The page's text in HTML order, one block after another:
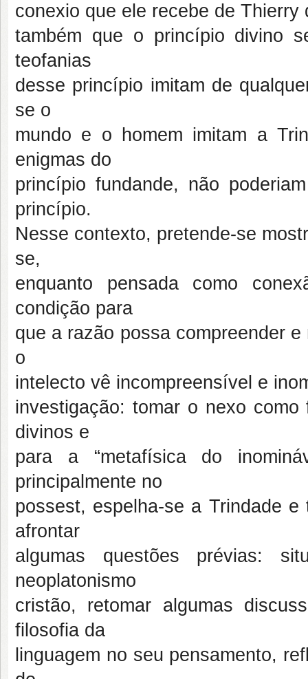
conexio que ele recebe de
também que o princípio divino
teofanias
desse princípio imitam de
se o
mundo e o homem imitam a
enigmas do
princípio fundande, não
princípio.
Nesse contexto, pretende-se
se,
enquanto pensada como
condição para
que a razão possa compreender
o
intelecto vê incompreensível e
investigação: tomar o nexo
divinos e
para a “metafísica do
principalmente no
possest, espelha-se a Trindade
afrontar
algumas questões prévias:
neoplatonismo
cristão, retomar algumas
filosofia da
linguagem no seu pensamento,